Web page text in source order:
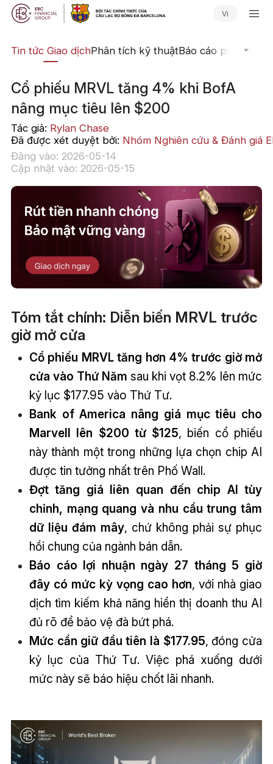
Vi
Tin tức Giao dịchPhân tích kỹ thuậtBáo cáo phân tích
Cổ phiếu MRVL tăng 4% khi BofA
nâng mục tiêu lên $200
Tác giả: Rylan Chase
Đã được xét duyệt bởi: Nhóm Nghiên cứu & Đánh giá
Đăng vào: 2026-05-14
Cập nhật vào: 2026-05-15
Tóm tắt chính: Diễn biến MRVL trước
giờ mở cửa
Cổ phiếu MRVL tăng hơn 4% trước giờ mở
cửa vào Thứ Năm sau khi vọt 8.2% lên mức
kỷ lục $177.95 vào Thứ Tư.
Bank of America nâng giá mục tiêu cho
Marvell lên $200 từ $125, biến cổ phiếu
này thành một trong những lựa chọn chip AI
được tin tưởng nhất trên Phố Wall.
Đợt tăng giá liên quan đến chip AI tùy
chỉnh, mạng quang và nhu cầu trung tâm
dữ liệu đám mây, chứ không phải sự phục
hồi chung của ngành bán dẫn.
Báo cáo lợi nhuận ngày 27 tháng 5 giờ
đây có mức kỳ vọng cao hơn, với nhà giao
dịch tìm kiếm khả năng hiển thị doanh thu AI
đủ rõ để bảo vệ đà bứt phá.
Mức cần giữ đầu tiên là $177.95, đóng cửa
kỷ lục của Thứ Tư. Việc phá xuống dưới
mức này sẽ báo hiệu chốt lãi nhanh.